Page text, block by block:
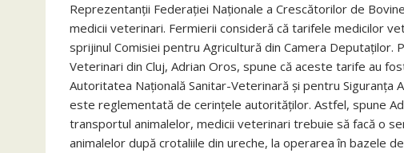
Reprezentanţii Federaţiei Naţionale a Crescătorilor de
medicii veterinari. Fermierii consideră că tarifele medicilor
sprijinul Comisiei pentru Agricultură din Camera
Veterinari din Cluj, Adrian Oros, spune că aceste tarife au
Autoritatea Naţională Sanitar-Veterinară şi pentru Siguranţa
este reglementată de cerinţele autorităţilor. Astfel, spune
transportul animalelor, medicii veterinari trebuie să facă o
animalelor după crotaliile din ureche, la operarea în bazele